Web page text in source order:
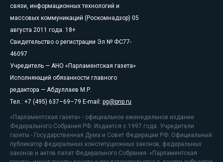
связи, информационных технологий и
массовых коммуникаций (Роскомнадзор) 05
августа 2011 года. 18+
Свидетельство о регистрации Эл № ФС77-
46097
Учредитель — АНО «Парламентская газета»
Исполняющий обязанности главного
редактора — Абдуллаев М.Р.
Тел.: +7 (495) 637–69–79 E-mail: pg@pnp.ru
«Парламентская газета» - официальное еженедельное издание
Федерального Собрания РФ. Издается с 1997 года. Учредители
газеты - Государственная Дума и Совет Федерации РФ. Официальный
публикатор федеральных конституционных законов, федеральных
законов и актов палат Федерального Собрания. «Парламентская